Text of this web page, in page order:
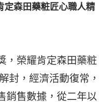
森田藥粧匠心職人精
，榮耀肯定森田藥粧
封，經濟活動復常，
銷售數據，從二年以